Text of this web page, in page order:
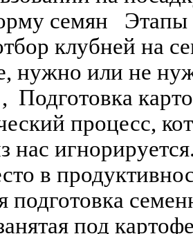
семян Этапы
клубней на
нужно или не
Подготовка
процесс,
нас
в
подготовка
под